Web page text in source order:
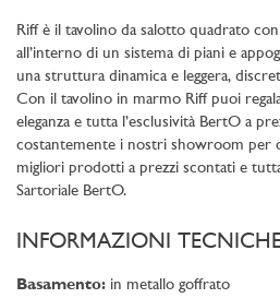
Riff è il tavolino da salotto quadrato
all’interno di un sistema di piani e
una struttura dinamica e leggera,
Con il tavolino in marmo Riff puoi
eleganza e tutta l’esclusività BertO a
costantemente i nostri showroom per
migliori prodotti a prezzi scontati e
Sartoriale BertO.
INFORMAZIONI
Basamento: in metallo goffrato